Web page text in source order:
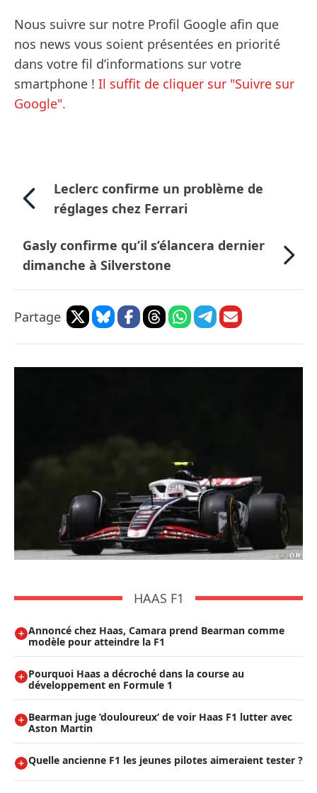
Nous suivre sur notre Profil Google afin que
nos news vous soient présentées en priorité
dans votre fil d’informations sur votre
smartphone ! Il suffit de cliquer sur "Suivre sur
Google".
Leclerc confirme un problème de
réglages chez Ferrari
Gasly confirme qu’il s’élancera dernier
dimanche à Silverstone
Partage
HAAS F1
Annoncé chez Haas, Camara prend Bearman comme
modèle pour atteindre la F1
Pourquoi Haas a décroché dans la course au
développement en Formule 1
Bearman juge ’douloureux’ de voir Haas F1 lutter avec
Aston Martin
Quelle ancienne F1 les jeunes pilotes aimeraient tester ?